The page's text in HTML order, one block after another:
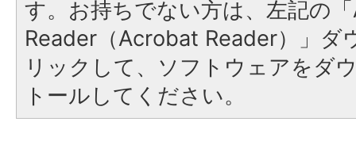
す。お持ちでない方は、左記の
Reader（Acrobat Reader）」ダ
リックして、ソフトウェアをダ
トールしてください。